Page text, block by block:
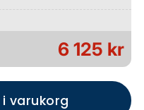
6 125 kr
varukorg